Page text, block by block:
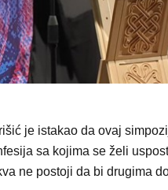
je istakao da ovaj
sa kojima se želi
ne postoji da bi drugima